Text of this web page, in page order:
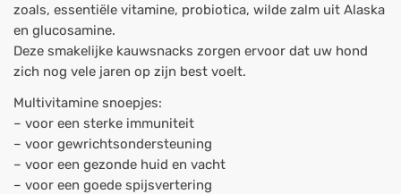
zoals, essentiële vitamine, probiotica, wilde zalm uit Alaska
en glucosamine.
Deze smakelijke kauwsnacks zorgen ervoor dat uw hond
zich nog vele jaren op zijn best voelt.
Multivitamine snoepjes:
– voor een sterke immuniteit
– voor gewrichtsondersteuning
– voor een gezonde huid en vacht
– voor een goede spijsvertering